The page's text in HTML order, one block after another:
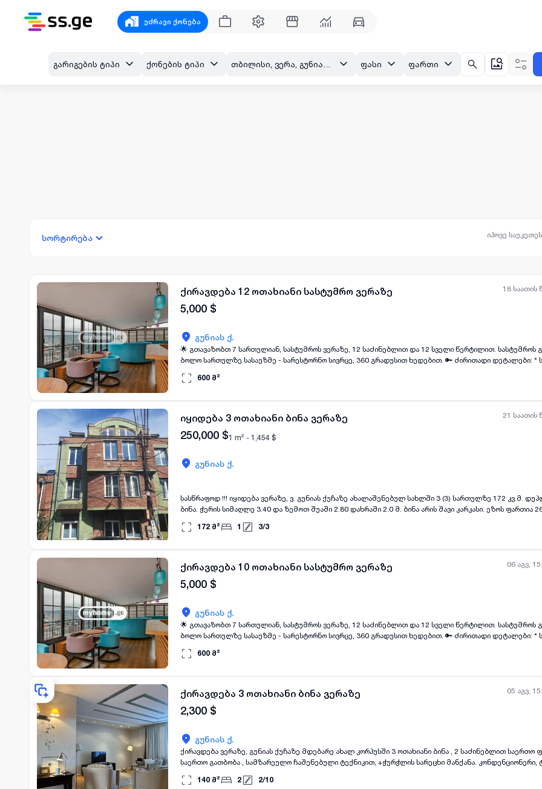
უძრავი ქონება
გარიგების ტიპი ქონების ტიპი ფასი ფართი
სორტირება იპოვე
18 საათის
ყველა ფოტო+(11)
ქირავდება 12 ოთახიანი სასტუმრო ვერაზე
5,000 $
გუნიას ქ.
🌟 გთავაზობთ 7 სართულიან, სასტუმროს ვერაზე, 12 საძინებლით და 12 სველი წერტილით. სასტუმროს
ბოლო სართულზე სასაუზმე - სარესტორნო სივრცე, 360 გრადუსით ხედებით. 🔑 ძირითადი დეტალები: * საცხოვრებელი
ფართი: 600კვ.მ * აღჭურვილია: სრულიად ავეჯითა და ტექნიკით * გათბობა: ცენტრალური * პარკინგი: კი 📅 ქირავდება მინ.
1 წლით, ხელშეკრულების საფუძველზე 💰 ფასი: 5000$+დღგ 📌 პირობები: 2 თვის წინასწარ გადახდით (პირველი და
600 მ²
21 საათის
იყიდება 3 ოთახიანი ბინა ვერაზე
250,000 $1 m² - 1,454 $
გუნიას ქ.
სასწრაფოდ !!! იყიდება ვერაზე, ვ. გუნიას ქუჩაზე ახალაშენებულ სახლში 3 (3) სართულზე 172 კვ.მ.
ბინა. ჭერის სიმაღლე 3.40 და ზემოთ შუაში 2.80 დახრაში 2.0 მ. ბინა არის შავი კარკასი. ეზოს ფართია
საპარკინგე ადგილი 5 მანქანაზე. სახლში მხოლოდ 2 ოჯახია. აივნიდან ულამაზესი ხედები მთელ
250000 $. ამასთან, ფასზე შეთანხმების შემთხვევაში, შესაძლებელი გარემონტებული ბინის ჩაბარებაც ასევე ამავე
172 მ² 1 3/3
06 აგვ,
ყველა ფოტო+(7)
ქირავდება 10 ოთახიანი სასტუმრო ვერაზე
5,000 $
გუნიას ქ.
🌟 გთავაზობთ 7 სართულიან, სასტუმროს ვერაზე, 12 საძინებლით და 12 სველი წერტილით. სასტუმროს
ბოლო სართულზე სასაუზმე - სარესტორნო სივრცე, 360 გრადუსით ხედებით. 🔑 ძირითადი დეტალები: * საცხოვრებელი
ფართი: 600კვ.მ * აღჭურვილია: სრულიად ავეჯითა და ტექნიკით * გათბობა: ცენტრალური * პარკინგი: კი 📅 ქირავდება მინ.
1 წლით, ხელშეკრულების საფუძველზე 💰 ფასი: 5000$+დღგ 📌 პირობები: 2 თვის წინასწარ გადახდით (პირველი და
600 მ²
05 აგვ,
ყველა ფოტო+(8)
ქირავდება 3 ოთახიანი ბინა ვერაზე
2,300 $
გუნიას ქ.
ქირავდება ვერაზე, გუნიას ქუჩაზე მდებარე ახალ კორპუსში 3 ოთახიანი ბინა , 2 საძინებლით საერთო
საერთო გათბობა , სამზარეულო ჩაშენებული ტექნიკით, +ჭურჭლის სარეცხი მანქანა. კონდენციონერი,
,ინტერნეტი .ბინა სრულად კეთილმოწყობილია ავეჯით, ჩაშენებული სათავსო კარადებით, ბინაშია ორი
სარეცხის მანქანა) ბინა არის გაჭოლი და ნათელი. ბინას აქვს ავტოფარეხი . ქირის ღირებულება 2300$.
140 მ² 2 2/10